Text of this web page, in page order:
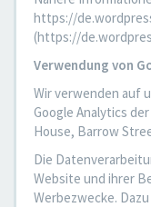
https://
(https://
Verwendung von
Wir verwenden auf
Google Analytics
House, Barrow
Die
Website und ihrer
Werbezwecke.